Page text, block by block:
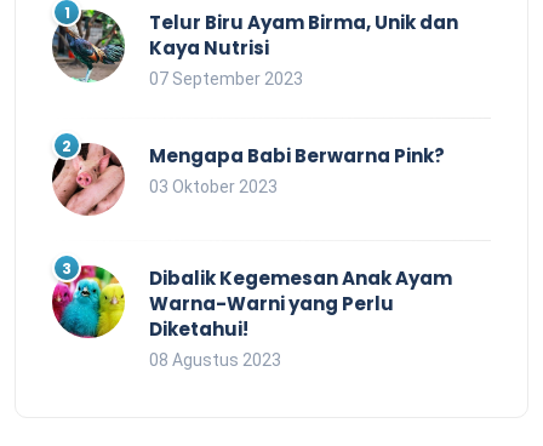
Telur Biru Ayam Birma, Unik dan
Kaya Nutrisi
07 September 2023
Mengapa Babi Berwarna Pink?
03 Oktober 2023
Dibalik Kegemesan Anak Ayam
Warna-Warni yang Perlu
Diketahui!
08 Agustus 2023